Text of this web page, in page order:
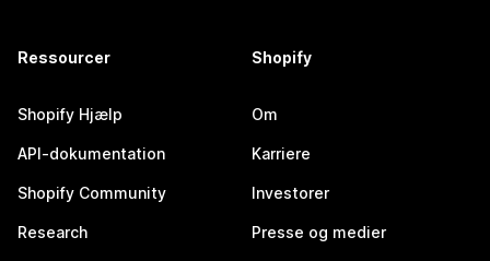
Ressourcer
Shopify Hjælp
API-dokumentation
Shopify Community
Research
Shopify
Om
Karriere
Investorer
Presse og medier